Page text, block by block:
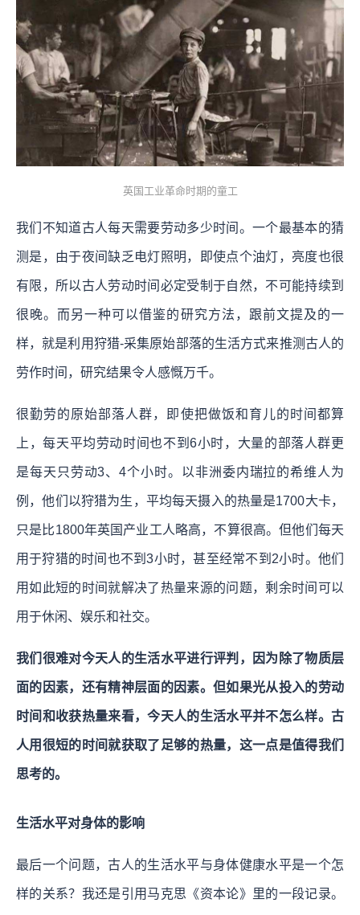
英国工业革命时期的童工
我们不知道古人每天需要劳动多少时间。一个最基本的猜
测是，由于夜间缺乏电灯照明，即使点个油灯，亮度也很
有限，所以古人劳动时间必定受制于自然，不可能持续到
很晚。而另一种可以借鉴的研究方法，跟前文提及的一
样，就是利用狩猎-采集原始部落的生活方式来推测古人的
劳作时间，研究结果令人感慨万千。
很勤劳的原始部落人群，即使把做饭和育儿的时间都算
上，每天平均劳动时间也不到6小时，大量的部落人群更
是每天只劳动3、4个小时。以非洲委内瑞拉的希维人为
例，他们以狩猎为生，平均每天摄入的热量是1700大卡，
只是比1800年英国产业工人略高，不算很高。但他们每天
用于狩猎的时间也不到3小时，甚至经常不到2小时。他们
用如此短的时间就解决了热量来源的问题，剩余时间可以
用于休闲、娱乐和社交。
我们很难对今天人的生活水平进行评判，因为除了物质层
面的因素，还有精神层面的因素。但如果光从投入的劳动
时间和收获热量来看，今天人的生活水平并不怎么样。古
人用很短的时间就获取了足够的热量，这一点是值得我们
思考的。
生活水平对身体的影响
最后一个问题，古人的生活水平与身体健康水平是一个怎
样的关系？我还是引用马克思《资本论》里的一段记录。